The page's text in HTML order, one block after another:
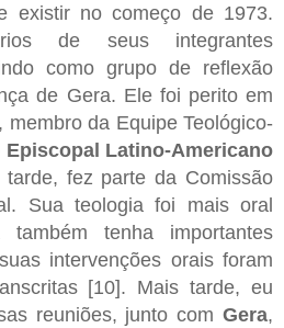
existir no começo de 1973.
de seus integrantes
como grupo de reflexão
de Gera. Ele foi perito em
da Equipe Teológico-
Episcopal Latino-Americano
fez parte da Comissão
Sua teologia foi mais oral
tenha importantes
intervenções orais foram
[10]. Mais tarde, eu
reuniões, junto com Gera,